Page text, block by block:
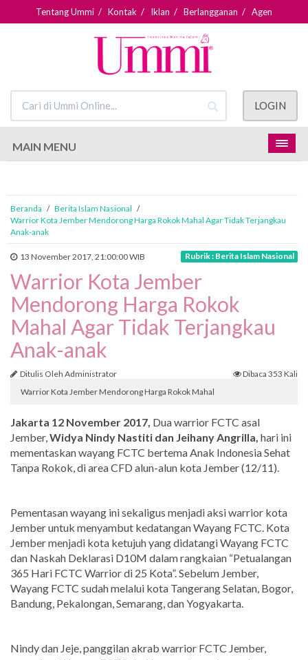
Tentang Ummi / Kontak / Iklan / Berlangganan / Agen
LOGIN
MAIN MENU
Beranda / Berita Islam Nasional /
Warrior Kota Jember Mendorong Harga Rokok Mahal Agar Tidak Terjangkau
Anak-anak
13 November 2017, 21:00:00 WIB Rubrik : Berita Islam Nasional
Warrior Kota Jember
Mendorong Harga Rokok
Mahal Agar Tidak Terjangkau
Anak-anak
Ditulis Oleh Administrator
Dibaca 353 Kali
Warrior Kota Jember Mendorong Harga Rokok Mahal
Jakarta 12 November 2017, Dua warrior FCTC asal
Jember, Widya Nindy Nastiti dan Jeihany Angrilla, hari ini
mementaskan wayang FCTC bertema Anak Indonesia Sehat
Tanpa Rokok, di area CFD alun-alun kota Jember (12/11).
Pementasan wayang ini sekaligus menjadi aksi warrior kota
Jember untuk menyambut kedatangan Wayang FCTC. Kota
Jember menjadi kota ketujuh yang didatangi Wayang FCTC
dan Naskah Deklarasi D10M dalam rangkaian “Petualangan
365 Hari FCTC Warrior di 25 Kota”. Sebelum Jember,
Wayang FCTC sudah melalui kota Tangerang Selatan, Bogor,
Bandung, Pekalongan, Semarang, dan Yogyakarta.
Nindy dan Jeje, panggilan akrab warrior FCTC Jember,